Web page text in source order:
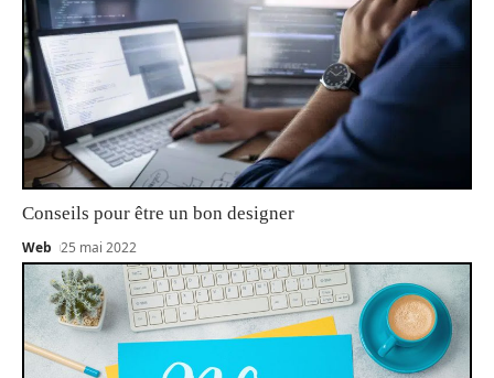
Conseils pour être un bon designer
Web 25 mai 2022